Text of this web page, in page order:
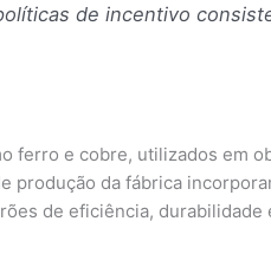
de incentivo
ferro e cobre, utilizados em
da fábrica
de eficiência,